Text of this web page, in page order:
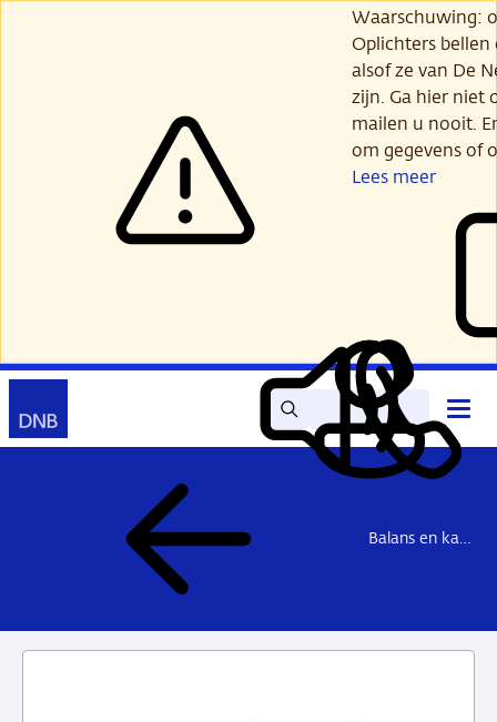
Waarschuwing:
Oplichters
alsof ze van De
zijn. Ga hier niet
mailen u nooit.
om gegevens of
Lees meer
Zoek Lees
voor
Mijn
DNB
Contact
Balans en kapitaal (pilaar 1)